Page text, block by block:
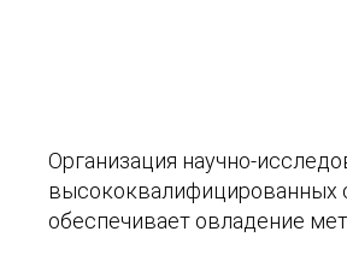
Организация научно-
высококвалифицированных
обеспечивает овладение